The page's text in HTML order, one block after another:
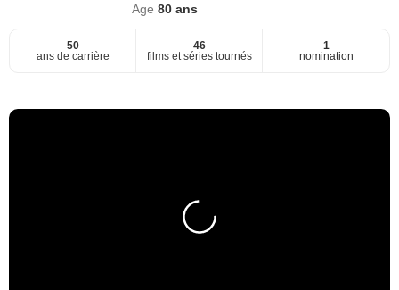
Age80 ans
50
ans de carrière
46
films et séries tournés
1
nomination